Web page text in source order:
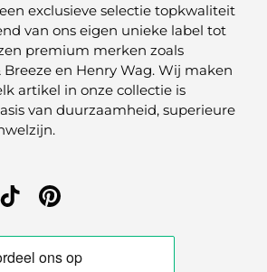
exclusieve selectie topkwaliteit
van ons eigen unieke label tot
premium merken zoals
Breeze en Henry Wag. Wij maken
artikel in onze collectie is
van duurzaamheid, superieure
TikTokPinterest